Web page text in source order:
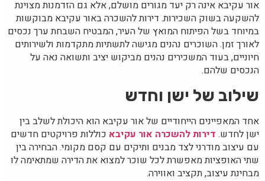
אור עקיבא אינה רק יעד מגורים מושלם, אלא גם הזדמנות מצוינת
להשקעה בשוק השכירות. דירות להשכרה באור עקיבא מבוקשות
במיוחד בשל הפיתוח המואץ של העיר, המבטיח השבחת ערך נכסים
לאורך זמן. השוכרים נהנים מגישה לתשתיות מתקדמות ולשירותים
חיוניים, בעוד המשכירים נהנים מביקוש יציב ותשואה נאה על
הנכסים שלהם.
שילוב של ישן וחדש
אחד המאפיינים הייחודיים של אור עקיבא הוא היכולת לשלב בין
ישן לחדש. דירות להשכרה אור עקיבא כוללות פרויקטים חדשים
עם עיצוב מודרני לצד מבנים ותיקים עם קסם מקומי. הבחירה בין
שתי האופציות מאפשרת לכל שוכר למצוא את הדירה שמתאימה לו
מבחינת עיצוב, תקציב ואווירה.